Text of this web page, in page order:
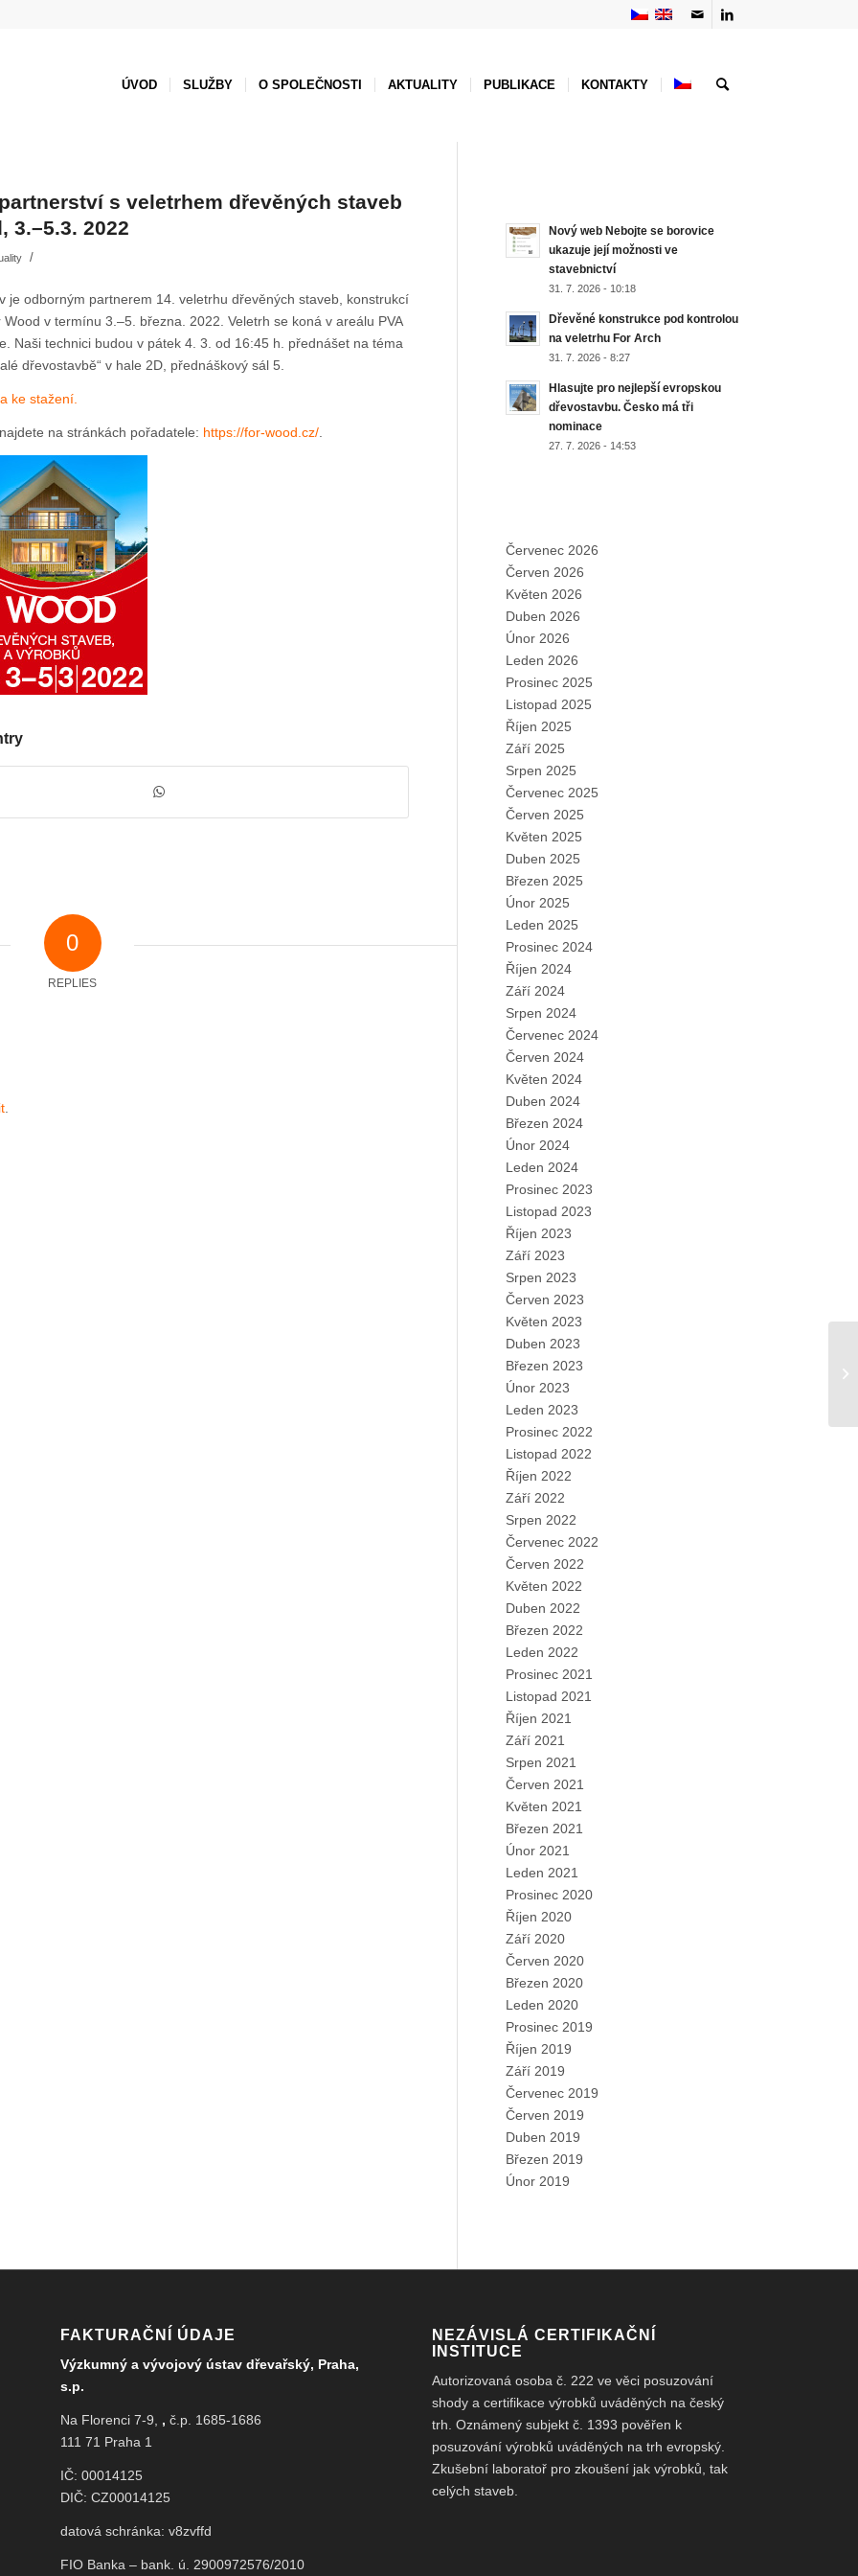
ÚVOD SLUŽBY O SPOLEČNOSTI AKTUALITY PUBLIKACE KONTAKTY
s veletrhem dřevěných staveb
3.–5.3. 2022
/
je odborným partnerem 14. veletrhu dřevěných staveb, konstrukcí
v termínu 3.–5. března. 2022. Veletrh se koná v areálu PVA
Naši technici budou v pátek 4. 3. od 16:45 h. přednášet na téma
dřevostavbě“ v hale 2D, přednáškový sál 5.
ke stažení.
na stránkách pořadatele: https://for-wood.cz/
0
REPLIES
Nový web Nebojte se borovice
ukazuje její možnosti ve
stavebnictví
31. 7. 2026 - 10:18
Dřevěné konstrukce pod kontrolou
na veletrhu For Arch
31. 7. 2026 - 8:27
Hlasujte pro nejlepší evropskou
dřevostavbu. Česko má tři
nominace
27. 7. 2026 - 14:53
Červenec 2026
Červen 2026
Květen 2026
Duben 2026
Únor 2026
Leden 2026
Prosinec 2025
Listopad 2025
Říjen 2025
Září 2025
Srpen 2025
Červenec 2025
Červen 2025
Květen 2025
Duben 2025
Březen 2025
Únor 2025
Leden 2025
Prosinec 2024
Říjen 2024
Září 2024
Srpen 2024
Červenec 2024
Červen 2024
Květen 2024
Duben 2024
Březen 2024
Únor 2024
Leden 2024
Prosinec 2023
Listopad 2023
Říjen 2023
Září 2023
Srpen 2023
Červen 2023
Květen 2023
Duben 2023
Březen 2023
Únor 2023
Leden 2023
Prosinec 2022
Listopad 2022
Říjen 2022
Září 2022
Srpen 2022
Červenec 2022
Červen 2022
Květen 2022
Duben 2022
Březen 2022
Leden 2022
Prosinec 2021
Listopad 2021
Říjen 2021
Září 2021
Srpen 2021
Červen 2021
Květen 2021
Březen 2021
Únor 2021
Leden 2021
Prosinec 2020
Říjen 2020
Září 2020
Červen 2020
Březen 2020
Leden 2020
Prosinec 2019
Říjen 2019
Září 2019
Červenec 2019
Červen 2019
Duben 2019
Březen 2019
Únor 2019
FAKTURAČNÍ ÚDAJE
Výzkumný a vývojový ústav dřevařský, Praha,
s.p.
Na Florenci 7-9, , č.p. 1685-1686
111 71 Praha 1
IČ: 00014125
DIČ: CZ00014125
datová schránka: v8zvffd
FIO Banka – bank. ú. 2900972576/2010
NEZÁVISLÁ CERTIFIKAČNÍ
INSTITUCE
Autorizovaná osoba č. 222 ve věci posuzování
shody a certifikace výrobků uváděných na český
trh. Oznámený subjekt č. 1393 pověřen k
posuzování výrobků uváděných na trh evropský.
Zkušební laboratoř pro zkoušení jak výrobků, tak
celých staveb.